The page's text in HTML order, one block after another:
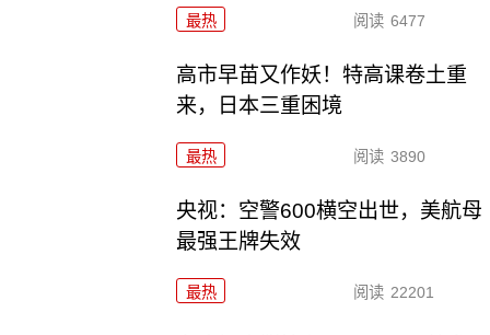
最热 阅读 6477
高市早苗又作妖！特高课卷土重
来，日本三重困境
最热 阅读 3890
央视：空警600横空出世，美航母
最强王牌失效
最热 阅读 22201